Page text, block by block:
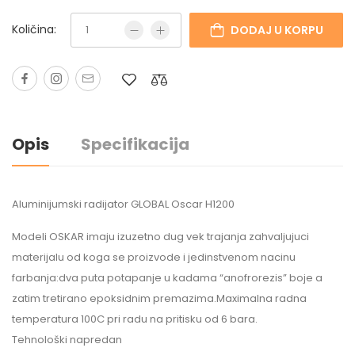
Količina: DODAJ U KORPU
Opis Specifikacija
Aluminijumski radijator GLOBAL Oscar H1200
Modeli OSKAR imaju izuzetno dug vek trajanja zahvaljujuci
materijalu od koga se proizvode i jedinstvenom nacinu
farbanja:dva puta potapanje u kadama “anofrorezis” boje a
zatim tretirano epoksidnim premazima.Maximalna radna
temperatura 100C pri radu na pritisku od 6 bara.
Tehnološki napredan